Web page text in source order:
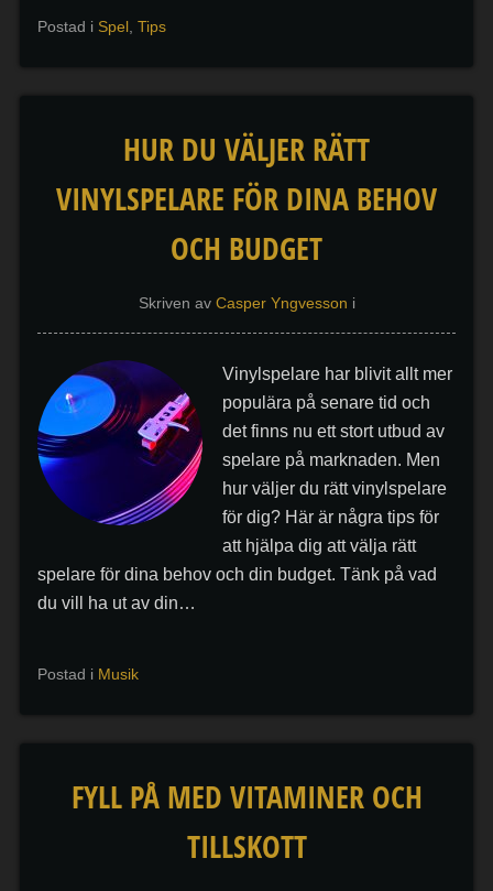
Postad i Spel,Tips
HUR DU VÄLJER RÄTT
VINYLSPELARE FÖR DINA BEHOV
OCH BUDGET
Skriven av Casper Yngvesson i
Vinylspelare har blivit allt mer
populära på senare tid och
det finns nu ett stort utbud av
spelare på marknaden. Men
hur väljer du rätt vinylspelare
för dig? Här är några tips för
att hjälpa dig att välja rätt
spelare för dina behov och din budget. Tänk på vad
du vill ha ut av din…
Postad i Musik
FYLL PÅ MED VITAMINER OCH
TILLSKOTT